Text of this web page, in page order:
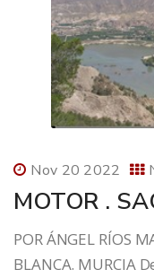
Nov 20 2022
MOTOR .
POR ÁNGEL RÍOS
BLANCA. MURCIA